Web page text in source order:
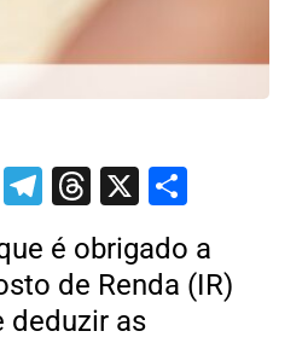
LinkedIn
Telegram
Threads
X
é obrigado a
de Renda (IR)
deduzir as